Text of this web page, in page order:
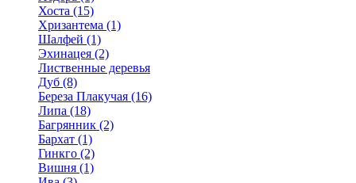
Хоста (15)
Хризантема (1)
Шалфей (1)
Эхинацея (2)
Лиственные деревья
Дуб (8)
Береза Плакучая (16)
Липа (18)
Багрянник (2)
Бархат (1)
Гинкго (2)
Вишня (1)